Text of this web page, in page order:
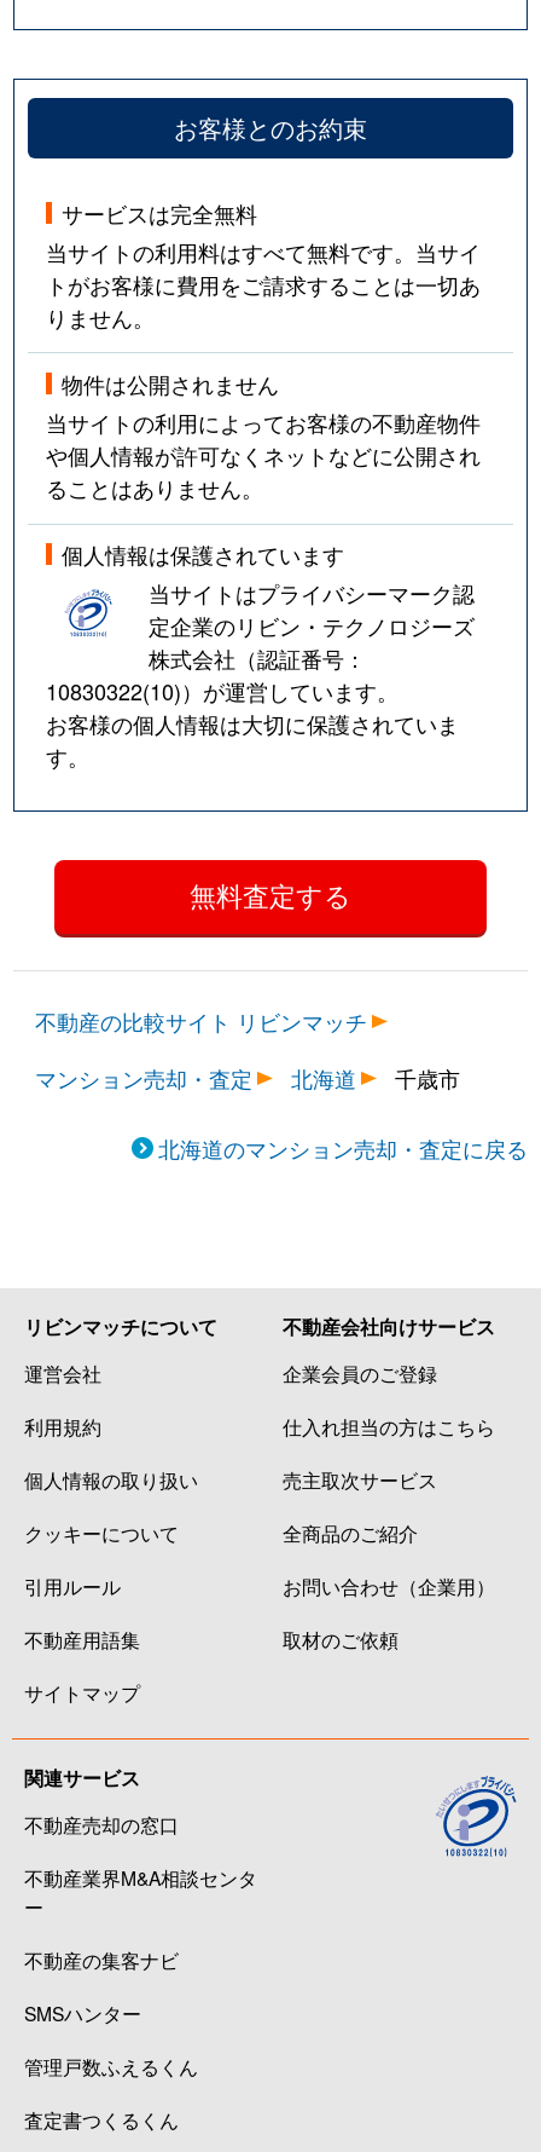
お客様とのお約束
サービスは完全無料
当サイトの利用料はすべて無料です。当サイ
トがお客様に費用をご請求することは一切あ
りません。
物件は公開されません
当サイトの利用によってお客様の不動産物件
や個人情報が許可なくネットなどに公開され
ることはありません。
個人情報は保護されています
当サイトはプライバシーマーク認
定企業のリビン・テクノロジーズ
株式会社（認証番号：
10830322(10)）が運営しています。
お客様の個人情報は大切に保護されていま
す。
不動産の比較サイト リビンマッチ
マンション売却・査定
北海道 千歳市
北海道のマンション売却・査定に戻る
リビンマッチについて
運営会社
利用規約
個人情報の取り扱い
クッキーについて
引用ルール
不動産用語集
サイトマップ
不動産会社向けサービス
企業会員のご登録
仕入れ担当の方はこちら
売主取次サービス
全商品のご紹介
お問い合わせ（企業用）
取材のご依頼
関連サービス
不動産売却の窓口
不動産業界M&A相談センタ
ー
不動産の集客ナビ
SMSハンター
管理戸数ふえるくん
査定書つくるくん